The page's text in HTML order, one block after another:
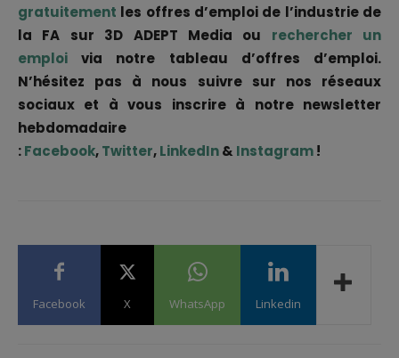
gratuitement les offres d’emploi de l’industrie de
la FA sur 3D ADEPT Media ou rechercher un
emploi via notre tableau d’offres d’emploi.
N’hésitez pas à nous suivre sur nos réseaux
sociaux et à vous inscrire à notre newsletter
hebdomadaire
:Facebook,Twitter,LinkedIn& Instagram!
Facebook X WhatsApp Linkedin